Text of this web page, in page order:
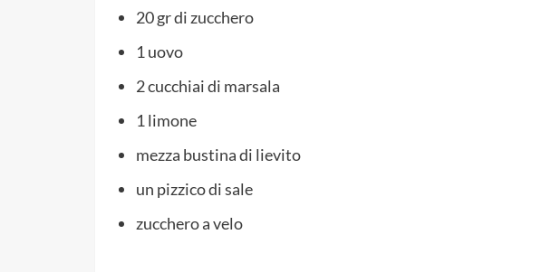
20 gr di zucchero
1 uovo
2 cucchiai di marsala
1 limone
mezza bustina di lievito
un pizzico di sale
zucchero a velo